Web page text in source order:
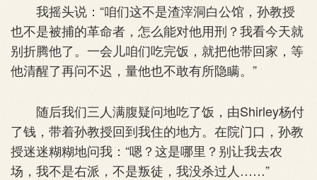
我摇头说：“咱们这不是渣滓洞白公馆，孙教授
也不是被捕的革命者，怎么能对他用刑？我看今天就
别折腾他了。一会儿咱们吃完饭，就把他带回家，等
他清醒了再问不迟，量他也不敢有所隐瞒。”
随后我们三人满腹疑问地吃了饭，由Shirley杨付
了钱，带着孙教授回到我住的地方。在院门口，孙教
授迷迷糊糊地问我：“嗯？这是哪里？别让我去农
场，我不是右派，不是叛徒，我没杀过人……”